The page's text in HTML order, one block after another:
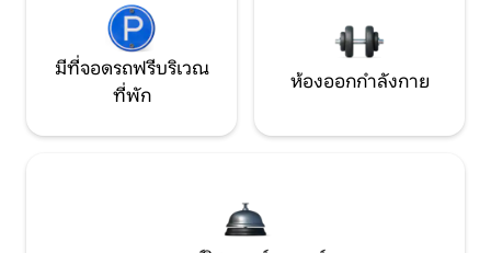
มีที่จอดรถฟรีบริเวณ
ที่พัก
ห้องออกกำลังกาย